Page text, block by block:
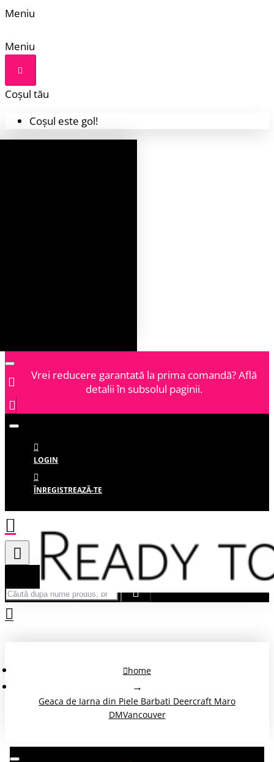
Meniu
Meniu
Coșul tău
Coșul este gol!
Vrei reducere garantată la prima comandă? Află
detalii în subsolul paginii.
LOGIN
ÎNREGISTREAZĂ-TE
Căută după nume produs, brand...
home
Geaca de Iarna din Piele Barbati Deercraft Maro
DMVancouver